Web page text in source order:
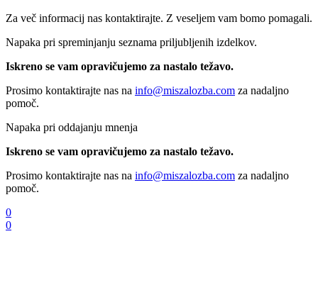
Za več informacij nas kontaktirajte. Z veseljem vam bomo pomagali.
Napaka pri spreminjanju seznama priljubljenih izdelkov.
Iskreno se vam opravičujemo za nastalo težavo.
Prosimo kontaktirajte nas na info@miszalozba.com za nadaljno
pomoč.
Napaka pri oddajanju mnenja
Iskreno se vam opravičujemo za nastalo težavo.
Prosimo kontaktirajte nas na info@miszalozba.com za nadaljno
pomoč.
0
0